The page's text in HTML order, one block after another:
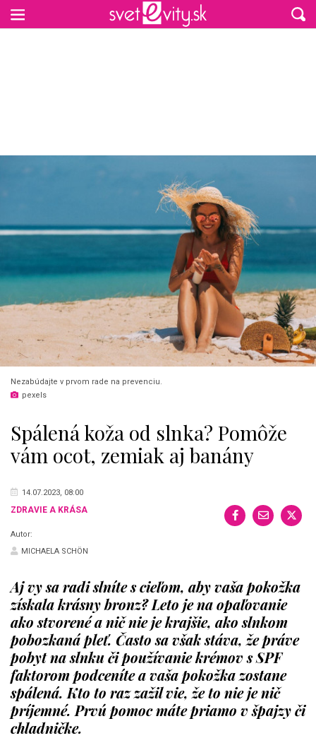
Nezabúdajte v prvom rade na prevenciu.
pexels
Spálená koža od slnka? Pomôže
vám ocot, zemiak aj banány
14.07.2023, 08:00
ZDRAVIE A KRÁSA
Autor:
MICHAELA SCHÖN
Aj vy sa radi slníte s cieľom, aby vaša pokožka
získala krásny bronz? Leto je na opaľovanie
ako stvorené a nič nie je krajšie, ako slnkom
pobozkaná pleť. Často sa však stáva, že práve
pobyt na slnku či používanie krémov s SPF
faktorom podceníte a vaša pokožka zostane
spálená. Kto to raz zažil vie, že to nie je nič
príjemné. Prvú pomoc máte priamo v špajzy či
chladničke.